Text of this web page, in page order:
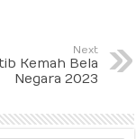
Next
Kemah Bela
Negara 2023